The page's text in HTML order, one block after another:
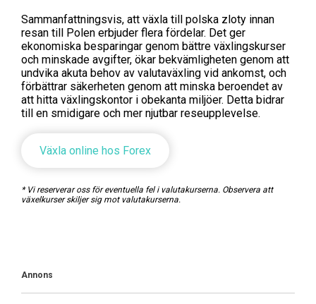
Sammanfattningsvis, att växla till polska zloty innan
resan till Polen erbjuder flera fördelar. Det ger
ekonomiska besparingar genom bättre växlingskurser
och minskade avgifter, ökar bekvämligheten genom att
undvika akuta behov av valutaväxling vid ankomst, och
förbättrar säkerheten genom att minska beroendet av
att hitta växlingskontor i obekanta miljöer. Detta bidrar
till en smidigare och mer njutbar reseupplevelse.
Växla online hos Forex
* Vi reserverar oss för eventuella fel i valutakurserna. Observera att
växelkurser skiljer sig mot valutakurserna.
Annons